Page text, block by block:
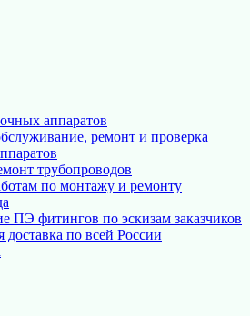
аппаратов
ремонт и проверка
трубопроводов
по монтажу и ремонту
ПЭ фитингов по эскизам заказчиков
доставка по всей России